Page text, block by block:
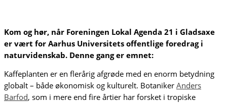
Kom og hør, når Foreningen Lokal Agenda 21 i Gladsaxe
er vært for Aarhus Universitets offentlige foredrag i
naturvidenskab. Denne gang er emnet:
Kaffeplanten er en flerårig afgrøde med en enorm betydning
globalt – både økonomisk og kulturelt. Botaniker Anders
Barfod, som i mere end fire årtier har forsket i tropiske